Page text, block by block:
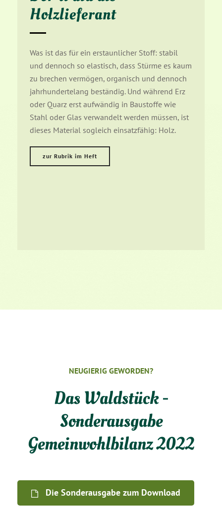
Holzlieferant
Was ist das für ein erstaunlicher Stoff: stabil
und dennoch so elastisch, dass Stürme es kaum
zu brechen vermögen, organisch und dennoch
jahrhundertelang beständig. Und während Erz
oder Quarz erst aufwändig in Baustoffe wie
Stahl oder Glas verwandelt werden müssen, ist
dieses Material sogleich einsatzfähig: Holz.
zur Rubrik im Heft
NEUGIERIG GEWORDEN?
Das Waldstück -
Sonderausgabe
Gemeinwohlbilanz 2022
Die Sonderausgabe zum Download